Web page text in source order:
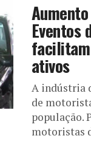
Eventos
ativos
A indústria
de
população.
motoristas